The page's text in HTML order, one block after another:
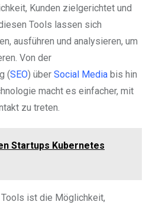
Kunden zielgerichtet und
Tools lassen sich
ausführen und analysieren, um
Von der
(SEO) über Social Media bis hin
macht es einfacher, mit
zu treten.
Startups Kubernetes
ist die Möglichkeit,